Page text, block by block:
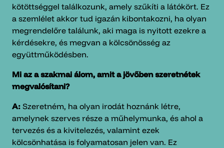
kötöttséggel találkozunk, amely szűkíti a látókört. Ez
a szemlélet akkor tud igazán kibontakozni, ha olyan
megrendelőre találunk, aki maga is nyitott ezekre a
kérdésekre, és megvan a kölcsönösség az
együttműködésben.
Mi az a szakmai álom, amit a jövőben szeretnétek
megvalósítani?
A: Szeretném, ha olyan irodát hoznánk létre,
amelynek szerves része a műhelymunka, és ahol a
tervezés és a kivitelezés, valamint ezek
kölcsönhatása is folyamatosan jelen van. Ez